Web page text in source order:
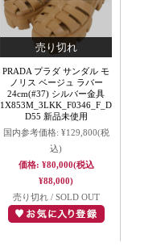
PRADA プラダ サンダル モ
ノリス ベージュ ラバー
24cm(#37) シルバー金具
1X853M_3LKK_F0346_F_D
D55 新品未使用
国内参考価格: ¥129,800(税
込)
価格: ¥80,000(税込
¥88,000)
売り切れ / SOLD OUT